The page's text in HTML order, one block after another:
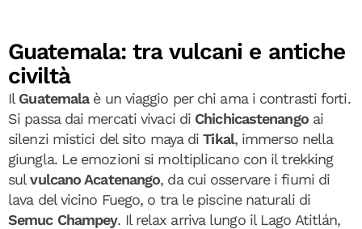
Guatemala: tra vulcani e antiche
civiltà
Il Guatemalaè un viaggio per chi ama i contrasti forti.
Si passa dai mercati vivaci di Chichicastenangoai
silenzi mistici del sito maya diTikal, immerso nella
giungla. Le emozioni si moltiplicano con il trekking
sulvulcano Acatenango, da cui osservare i fiumi di
lava del vicino Fuego, o tra le piscine naturali di
Semuc Champey. Il relax arriva lungo il Lago Atitlán,